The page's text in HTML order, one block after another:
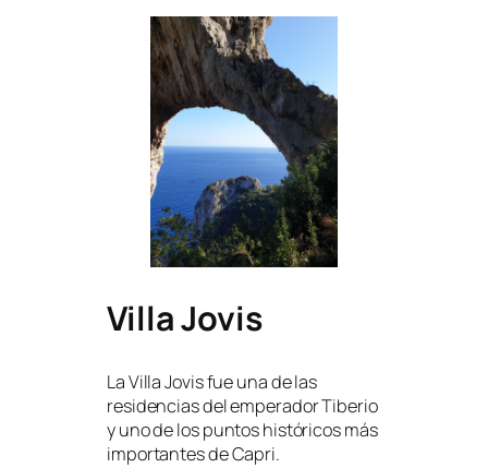
Villa Jovis
La Villa Jovis fue una de las
residencias del emperador Tiberio
y uno de los puntos históricos más
importantes de Capri.